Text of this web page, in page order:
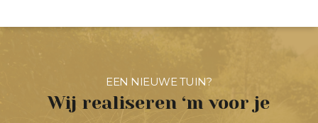
EEN NIEUWE TUIN?
Wij realiseren ‘m voor je